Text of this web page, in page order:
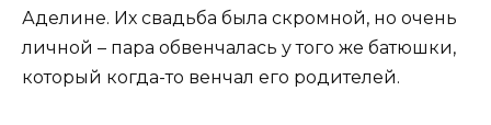
Аделине. Их свадьба была скромной, но очень
личной – пара обвенчалась у того же батюшки,
который когда-то венчал его родителей.